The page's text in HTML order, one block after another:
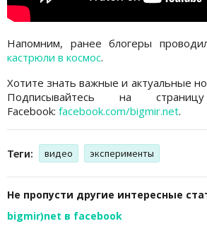
Напомним, ранее блогеры
кастрюли в космос.
Хотите знать важные и актуальные
Подписывайтесь на
Facebook: facebook.com/bigmir.net.
Теги: видео эксперименты
Не пропусти другие интересные
bigmir)net в facebook